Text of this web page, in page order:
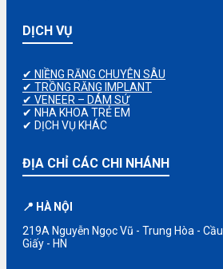
DỊCH VỤ
✔ NIỀNG RĂNG CHUYÊN SÂU
✔ TRỒNG RĂNG IMPLANT
✔ VENEER – DÁM SỨ
✔ NHA KHOA TRẺ EM
✔ DỊCH VỤ KHÁC
ĐỊA CHỈ CÁC CHI NHÁNH
📍 HÀ NỘI
219A Nguyễn Ngọc Vũ - Trung Hòa - Cầu
Giấy - HN